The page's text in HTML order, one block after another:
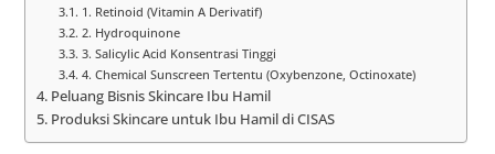
1. Retinoid (Vitamin A Derivatif)
2. Hydroquinone
3. Salicylic Acid Konsentrasi Tinggi
4. Chemical Sunscreen Tertentu (Oxybenzone, Octinoxate)
Peluang Bisnis Skincare Ibu Hamil
Produksi Skincare untuk Ibu Hamil di CISAS